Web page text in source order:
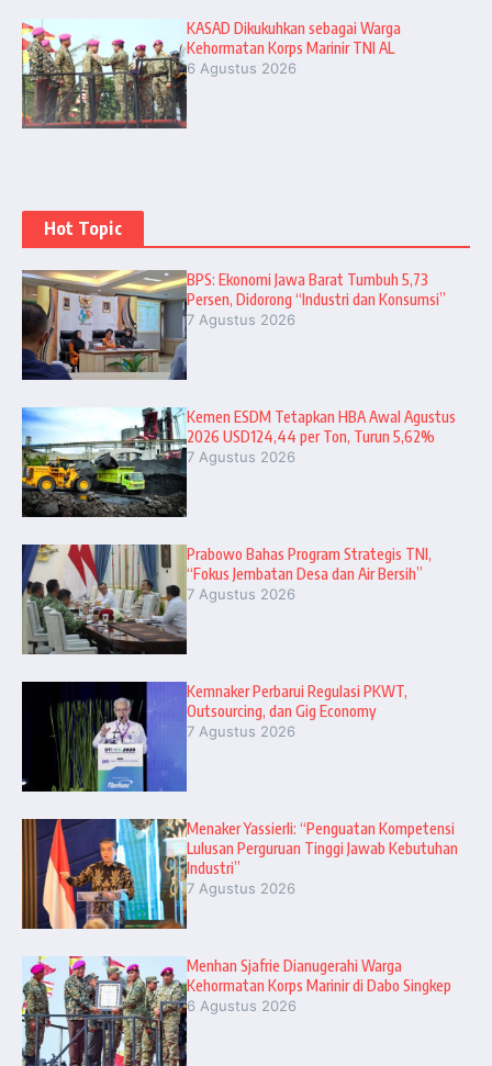
KASAD Dikukuhkan sebagai Warga
Kehormatan Korps Marinir TNI AL
6 Agustus 2026
Hot Topic
BPS: Ekonomi Jawa Barat Tumbuh 5,73
Persen, Didorong “Industri dan Konsumsi”
7 Agustus 2026
Kemen ESDM Tetapkan HBA Awal Agustus
2026 USD124,44 per Ton, Turun 5,62%
7 Agustus 2026
Prabowo Bahas Program Strategis TNI,
“Fokus Jembatan Desa dan Air Bersih”
7 Agustus 2026
Kemnaker Perbarui Regulasi PKWT,
Outsourcing, dan Gig Economy
7 Agustus 2026
Menaker Yassierli: “Penguatan Kompetensi
Lulusan Perguruan Tinggi Jawab Kebutuhan
Industri”
7 Agustus 2026
Menhan Sjafrie Dianugerahi Warga
Kehormatan Korps Marinir di Dabo Singkep
6 Agustus 2026